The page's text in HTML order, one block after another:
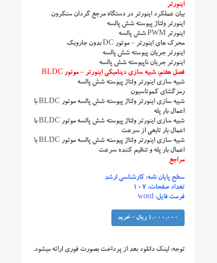
اینورتر
بیان عملکرد اینورتر در دستگاه مرجع گردان سنکرون
اینورتر ولتاژ پیوسته شش پالسه
اینورتر PWM شش پالسه
محرک های اینورتر – موتور DC بدون جاروبک
اینورتر جریان پیوسته شش پالسه
اینورتر جریان ناپیوسته شش پالسه
فصل هفتم: شبیه سازی دینامیکی اینورتر – موتور BLDC
شبیه سازی اینورتر ولتاژ پیوسته شش پالسه
رمزگشای کموتاسیون
شبیه سازی اینورتر ولتاژ پیوسته شش پالسه موتور BLDC با
اعمال بار پله
شبیه سازی اینورتر ولتاژ پیوسته شش پالسه موتور BLDC با
اعمال بار تابعی از سرعت
شبیه سازی اینورتر ولتاژ پیوسته شش پالسه موتور BLDC با
اعمال بار پله و تنظیم کننده سرعت
مراجع
سطح پایان نامه: کارشناسی ارشد
تعداد صفحات: ۱۰۷
فرمت فایل: word
1,000,000 ریال – خرید
توجه: لینک دانلود بعد از پرداخت بصورت فوری ارائه میشود.